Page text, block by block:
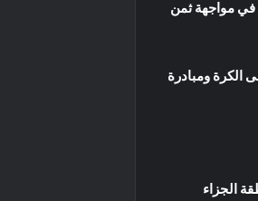
في مواجهة ثمن
الكرة ومبادرة
الجزاء